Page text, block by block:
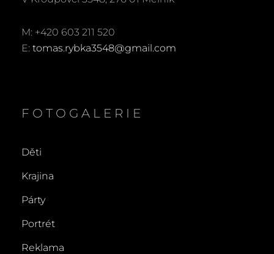
M: +420 603 211 520
E: tomas.rybka3548@gmail.com
FOTOGALERIE
Děti
Krajina
Párty
Portrét
Reklama